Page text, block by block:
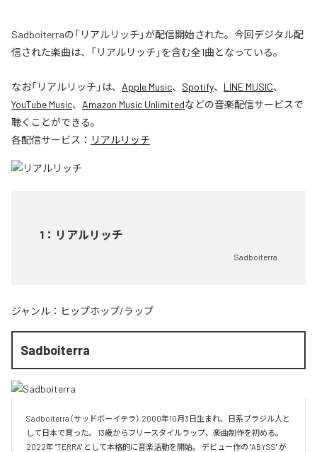
Sadboiterraの「リアルリッチ」が配信開始された。今回デジタル配
信された楽曲は、「リアルリッチ」を含む全1曲となっている。
なお「リアルリッチ 」は、 Apple Music、 Spotify、 LINE MUSIC、
YouTube Music、 Amazon Music Unlimitedなどの音楽配信サービスで
聴くことができる。
各配信サービス： リアルリッチ
1 ： リアルリッチ
Sadboiterra
ジャンル： ヒップホップ/ラップ
Sadboiterra
Sadboiterra（サッドボーイテラ） 2000年10月3日生まれ、日系ブラジル人と
して日本で育った。 13歳からフリースタイルラップ、楽曲制作を初める。
2022年 "TERRA" として本格的に音楽活動を開始。 デビュー作の "ABYSS" が